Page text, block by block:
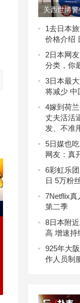
关西世博
招聘竞争
1去日本
价格介绍
2日本网
分类，你
3日本最
将减少 中
4嫁到荷
丈夫活活
发、不准
5日媒也
网友：真
6彩虹乐
日 5万粉
7Netflix真
第二季
8日本附
高 增速持
925年大
作人员制